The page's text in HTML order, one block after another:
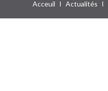
Acceuil I Actualités I